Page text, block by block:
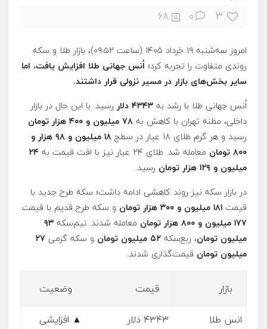
3
0
68
امروز سه‌شنبه ۱۹ خرداد ۱۴۰۵ (ساعت ۰۹:۵۲)، بازار طلا و سکه
روندی متفاوت را تجربه کرد؛ اُنس جهانی طلا افزایش یافت، اما
سایر بخش‌های بازار در مسیر نزولی قرار داشتند.
اُنس جهانی طلا با رشد به ۴۳۴۳ دلار
رسید. با این حال در بازار
داخلی، مظنه تهران با کاهش به ۷۸ میلیون و ۴۰۰ هزار تومان
رسید و هر گرم طلای ۱۸ عیار در سطح
۱۸ میلیون و ۹۸ هزار و
۸۰۰ تومان
معامله شد. طلای ۲۴ عیار نیز با افت قیمت به
۲۴
میلیون و ۱۲۹ هزار تومان
رسید.
در بازار سکه نیز روند کاهشی ادامه داشت؛ سکه طرح جدید با
قیمت ۱۸۱ میلیون و ۳۰۰ هزار تومان
و سکه طرح قدیم با قیمت
۱۷۷ میلیون و ۸۰۰ هزار تومان
معامله شدند. نیم‌سکه ۹۳
میلیون تومان، ربع‌سکه ۵۲ میلیون تومان و سکه گرمی ۲۷
میلیون تومان قیمت‌گذاری شدند.
بازار قیمت
وضعیت
انس طلا
۴۳۴۳ دلار
▲ افزایشی